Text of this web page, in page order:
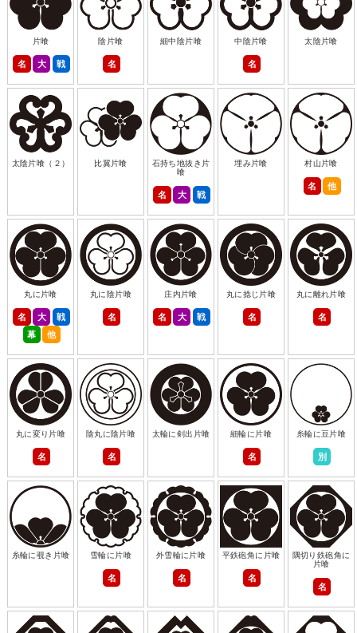
片喰
名 大 戦
陰片喰
名
細中陰片喰 中陰片喰
名
太陰片喰
太陰片喰（２） 比翼片喰
石持ち地抜き片
喰
名 大 戦
埋み片喰 村山片喰
名 他
丸に片喰
名 大
戦
幕
他
丸に陰片喰
名
庄内片喰
名 大 戦
丸に捻じ片喰
名
丸に離れ片喰
名
丸に変り片喰
名
陰丸に陰片喰
名
太輪に剣出片喰 細輪に片喰
名
糸輪に豆片喰
別
糸輪に覗き片喰 雪輪に片喰
名
外雪輪に片喰
名
平鉄砲角に片喰
名
隅切り鉄砲角に
片喰
名